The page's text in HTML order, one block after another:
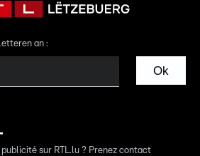
an :
Ok
sur RTL.lu ? Prenez contact